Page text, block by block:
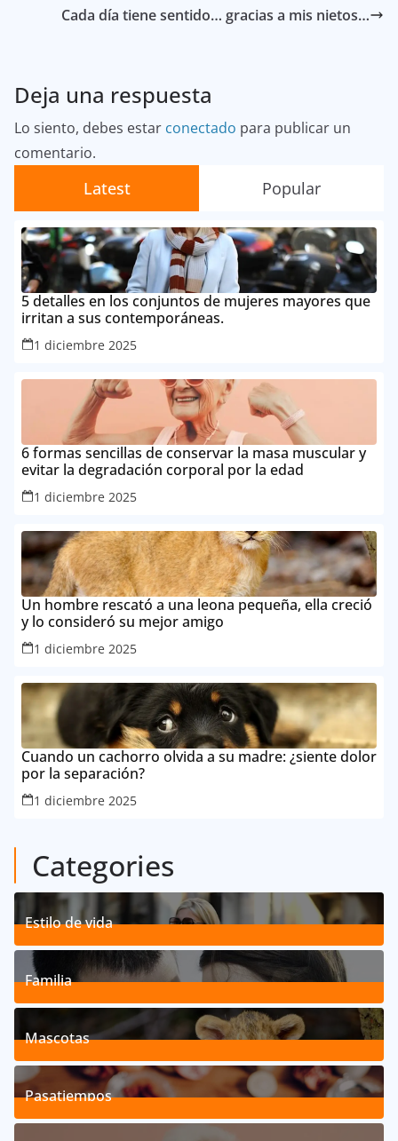
Cada día tiene sentido… gracias a mis nietos…
Deja una respuesta
Lo siento, debes estar conectado para publicar un
comentario.
Latest Popular
5 detalles en los conjuntos de mujeres mayores que
irritan a sus contemporáneas.
1 diciembre 2025
6 formas sencillas de conservar la masa muscular y
evitar la degradación corporal por la edad
1 diciembre 2025
Un hombre rescató a una leona pequeña, ella creció
y lo consideró su mejor amigo
1 diciembre 2025
Cuando un cachorro olvida a su madre: ¿siente dolor
por la separación?
1 diciembre 2025
Categories
Estilo de vida
192Posts
Familia
527Posts
Mascotas
119Posts
Pasatiempos
39Posts